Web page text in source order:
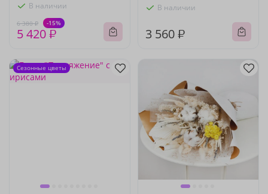
В наличии
6 380 ₽ -15%
5 420 ₽
В наличии
3 560 ₽
Сезонные цветы